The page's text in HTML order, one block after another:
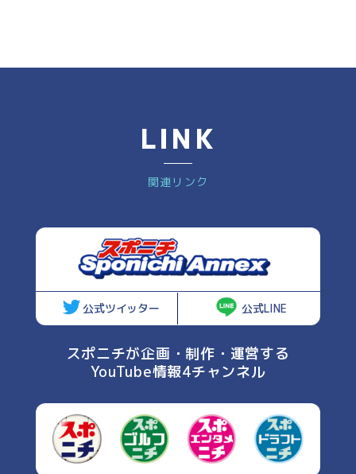
LINK
関連リンク
公式ツイッター 公式LINE
スポニチが企画・制作・運営する
YouTube情報4チャンネル